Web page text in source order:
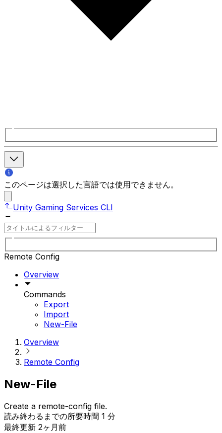
このページは選択した言語では使用できません。
Unity Gaming Services CLI
Remote Config
Overview
Commands
Export
Import
New-File
Overview
Remote Config
New-File
Create a remote-config file.
読み終わるまでの所要時間 1 分
最終更新 2ヶ月前